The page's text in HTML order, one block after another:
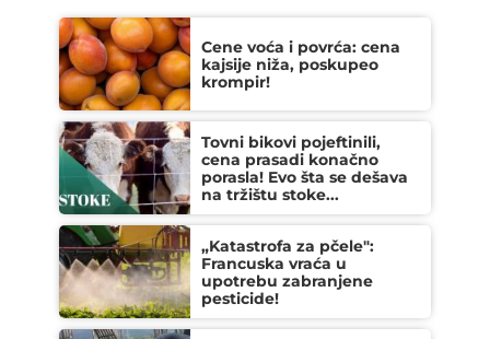
Cene voća i povrća: cena
kajsije niža, poskupeo
krompir!
Tovni bikovi pojeftinili,
cena prasadi konačno
porasla! Evo šta se dešava
na tržištu stoke...
„Katastrofa za pčele":
Francuska vraća u
upotrebu zabranjene
pesticide!